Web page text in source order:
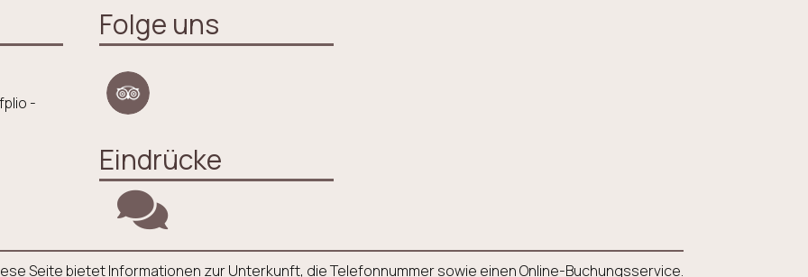
-
Folge uns
Eindrücke
Seite bietet Informationen zur Unterkunft, die Telefonnummer sowie einen Online-Buchungsservice.